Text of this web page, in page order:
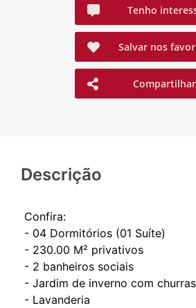
Tenho
Salvar nos
Compartilhar
Descrição
Confira:
- 04 Dormitórios (01 Suíte)
- 230.00 M² privativos
- ⁠2 banheiros sociais
- ⁠Jardim de inverno com
- ⁠Lavanderia